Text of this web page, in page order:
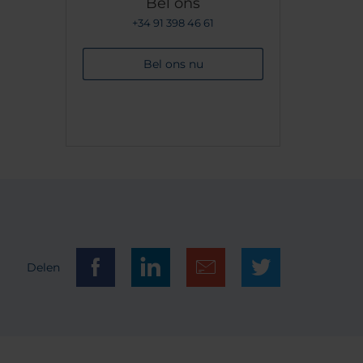
+34 91 398 46 61
Bel ons nu
Delen